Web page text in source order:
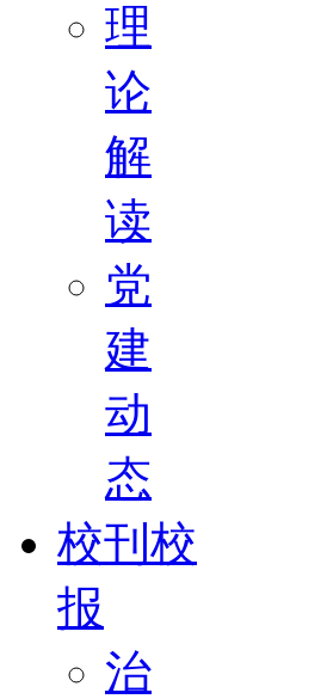
理
论
解
读
党
建
动
态
校刊校
报
治